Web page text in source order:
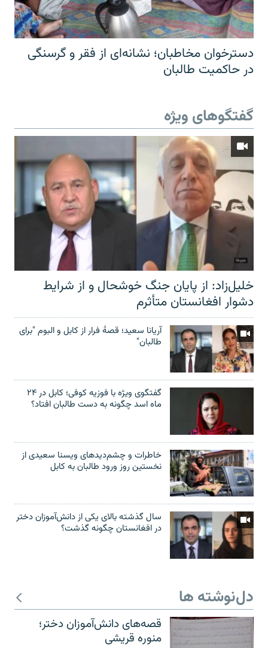
دسترخوان مخاطبان؛ نشانه‌ای از فقر و گرسنگی
در حاکمیت طالبان
گفتگوهای ویژه
خلیل‌زاد: از پایان جنگ خوشحال و از شرایط
دشوار افغانستان متأثرم
آریانا سعید؛ قصۀ فرار از کابل و البوم "برای
طالبان"
گفتگوی ویژه با فوزیه کوفی؛ کابل در ۲۴
ماه اسد چگونه به دست طالبان افتاد؟
خاطرات و چشم‌دید‌های ویسنا سعیدی از
نخستین روز ورود طالبان به کابل
سال گذشته بالای یکی از دانش‌آموزان دختر
در افغانستان چگونه گذشت؟
دل‌نوشته ها
قصه‌های دانش‌آموزان دختر؛
منوره قریشی